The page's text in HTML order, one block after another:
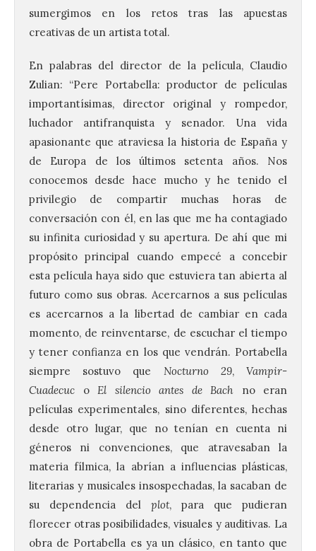
sumergimos en los retos tras las apuestas
creativas de un artista total.
En palabras del director de la película, Claudio
Zulian: “Pere Portabella: productor de películas
importantísimas, director original y rompedor,
luchador antifranquista y senador. Una vida
apasionante que atraviesa la historia de España y
de Europa de los últimos setenta años. Nos
conocemos desde hace mucho y he tenido el
privilegio de compartir muchas horas de
conversación con él, en las que me ha contagiado
su infinita curiosidad y su apertura. De ahí que mi
propósito principal cuando empecé a concebir
esta película haya sido que estuviera tan abierta al
futuro como sus obras. Acercarnos a sus películas
es acercarnos a la libertad de cambiar en cada
momento, de reinventarse, de escuchar el tiempo
y tener confianza en los que vendrán. Portabella
siempre sostuvo que Nocturno 29,Vampir-
Cuadecuc o El silencio antes de Bach no eran
películas experimentales, sino diferentes, hechas
desde otro lugar, que no tenían en cuenta ni
géneros ni convenciones, que atravesaban la
materia fílmica, la abrían a influencias plásticas,
literarias y musicales insospechadas, la sacaban de
su dependencia del plot, para que pudieran
florecer otras posibilidades, visuales y auditivas. La
obra de Portabella es ya un clásico, en tanto que